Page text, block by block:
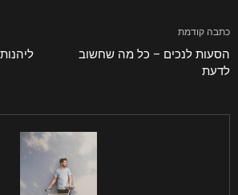
כתבה קודמת
הסעות לנכים – כל מה שחשוב
לדעת